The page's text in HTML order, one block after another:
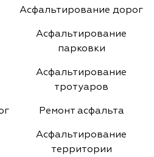
Асфальтирование дорог
Асфальтирование
парковки
Асфальтирование
тротуаров
Ремонт асфальта
Асфальтирование
территории